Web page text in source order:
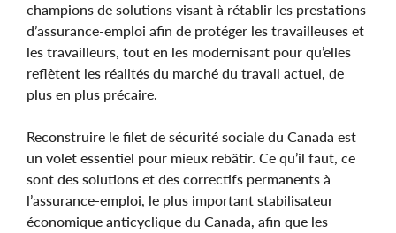
champions de solutions visant à rétablir les prestations
d’assurance-emploi afin de protéger les travailleuses et
les travailleurs, tout en les modernisant pour qu’elles
reflètent les réalités du marché du travail actuel, de
plus en plus précaire.
Reconstruire le filet de sécurité sociale du Canada est
un volet essentiel pour mieux rebâtir. Ce qu’il faut, ce
sont des solutions et des correctifs permanents à
l’assurance-emploi, le plus important stabilisateur
économique anticyclique du Canada, afin que les